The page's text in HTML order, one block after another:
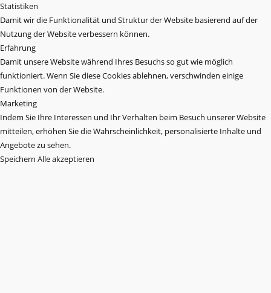
Statistiken
Damit wir die Funktionalität und Struktur der Website basierend auf der
Nutzung der Website verbessern können.
Erfahrung
Damit unsere Website während Ihres Besuchs so gut wie möglich
funktioniert. Wenn Sie diese Cookies ablehnen, verschwinden einige
Funktionen von der Website.
Marketing
Indem Sie Ihre Interessen und Ihr Verhalten beim Besuch unserer Website
mitteilen, erhöhen Sie die Wahrscheinlichkeit, personalisierte Inhalte und
Angebote zu sehen.
Speichern Alle akzeptieren